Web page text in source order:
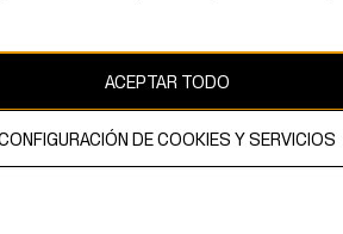
web está protegido por copyright y es
ACEPTAR TODO
DE COOKIES Y SERVICIOS